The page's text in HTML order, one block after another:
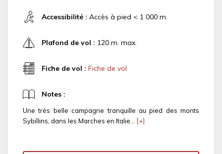
Accessibilité : Accès à pied < 1 000 m.
Plafond de vol : 120 m. max.
Fiche de vol : Fiche de vol
Notes :
Une très belle campagne tranquille au pied des monts
Sybillins, dans les Marches en Italie... [+]